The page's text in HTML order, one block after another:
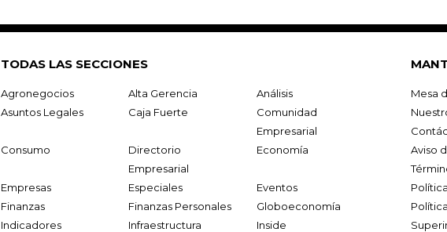
TODAS LAS SECCIONES
Agronegocios Alta Gerencia
Análisis
Asuntos Legales
Caja Fuerte
Comunidad
Empresarial
Consumo
Directorio
Empresarial
Economía
Empresas Especiales
Eventos
Finanzas
Finanzas Personales
Globoeconomía
Indicadores
Infraestructura
Inside
Mesa
Aviso